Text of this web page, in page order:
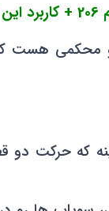
و محکمی هست
کاربرد تسمه